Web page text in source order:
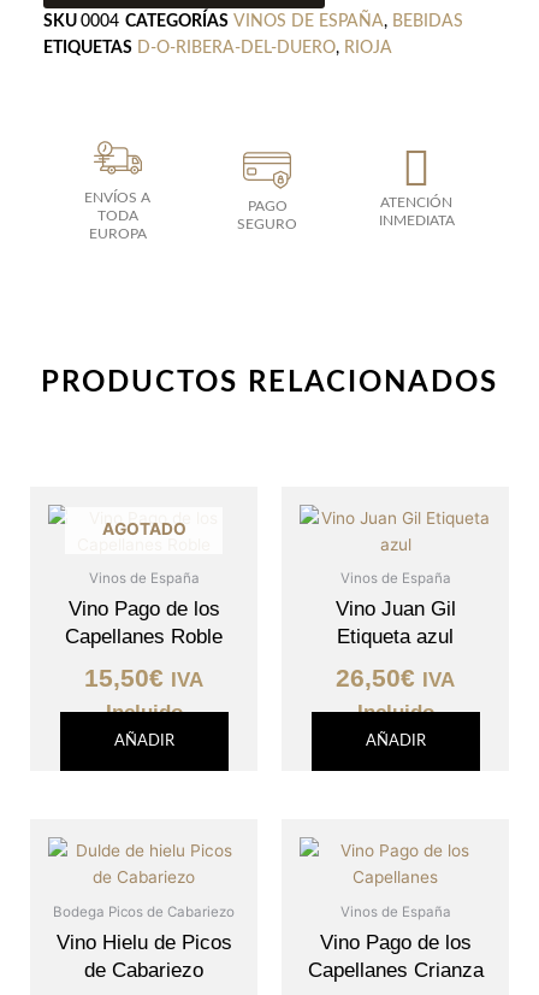
cantidad
SKU 0004 CATEGORÍAS VINOS DE ESPAÑA, BEBIDAS
ETIQUETAS
D-O-RIBERA-DEL-DUERO, RIOJA
ENVÍOS A
TODA
EUROPA
PAGO
SEGURO
ATENCIÓN
INMEDIATA
PRODUCTOS RELACIONADOS
AGOTADO
Vinos de España
Vino Pago de los
Capellanes Roble
15,50€ IVA
Incluido
AÑADIR
Vinos de España
Vino Juan Gil
Etiqueta azul
26,50€ IVA
Incluido
AÑADIR
Bodega Picos de Cabariezo
Vino Hielu de Picos
de Cabariezo
Vinos de España
Vino Pago de los
Capellanes Crianza